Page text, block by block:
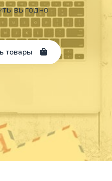
выгодно
товары